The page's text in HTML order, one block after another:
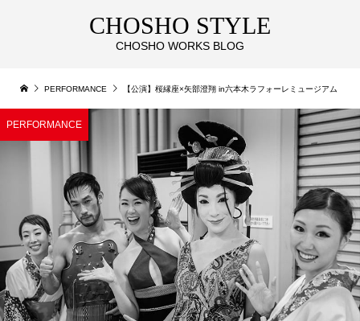
CHOSHO STYLE
CHOSHO WORKS BLOG
PERFORMANCE 【公演】桜縁座×矢部澄翔 in六本木ラフォーレミュージアム
PERFORMANCE